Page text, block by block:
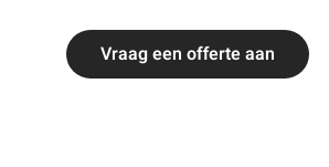
Vraag een offerte aan